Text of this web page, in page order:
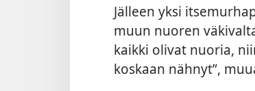
Jälleen yksi
muun nuoren
kaikki olivat nuoria,
koskaan nähnyt”,